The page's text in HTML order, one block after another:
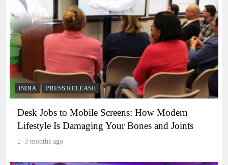
INDIA PRESS RELEASE
Desk Jobs to Mobile Screens: How Modern
Lifestyle Is Damaging Your Bones and Joints
3 months ago